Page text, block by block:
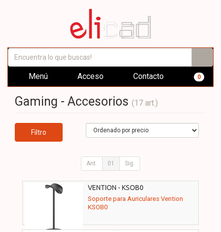
Menú Acceso Contacto 0
Gaming - Accesorios (17 art.)
Filtro
Ant. 01 Sig.
VENTION - KSOB0
Soporte para Auriculares Vention
KSOB0